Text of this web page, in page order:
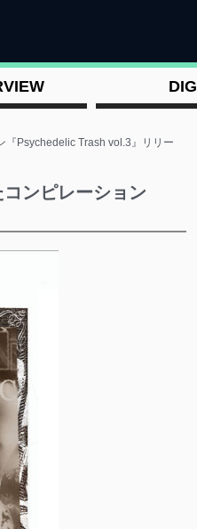
DIG
『Psychedelic Trash vol​.​3』リリー
ンピレーション